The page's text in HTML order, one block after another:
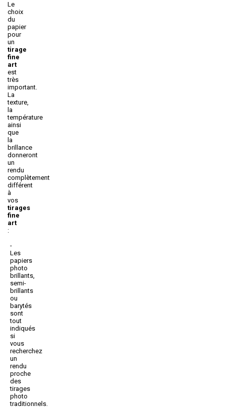
Le
choix
du
papier
pour
un
tirage
fine
art
est
très
important.
La
texture,
la
température
ainsi
que
la
brillance
donneront
un
rendu
complètement
différent
à
vos
tirages
fine
art
:
Les
papiers
photo
brillants,
semi-
brillants
ou
barytés
sont
tout
indiqués
si
vous
recherchez
un
rendu
proche
des
tirages
photo
traditionnels.